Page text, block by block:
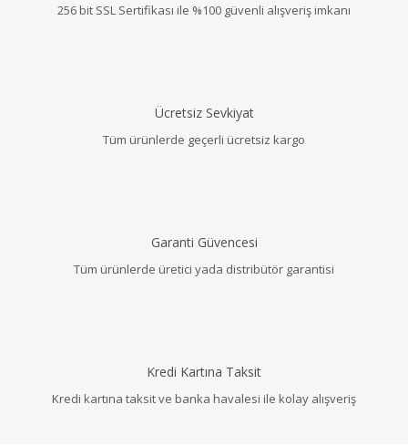
256 bit SSL Sertifikası ile %100 güvenli alışveriş imkanı
Ücretsiz Sevkiyat
Tüm ürünlerde geçerli ücretsiz kargo
Garanti Güvencesi
Tüm ürünlerde üretici yada distribütör garantisi
Kredi Kartına Taksit
Kredi kartına taksit ve banka havalesi ile kolay alışveriş